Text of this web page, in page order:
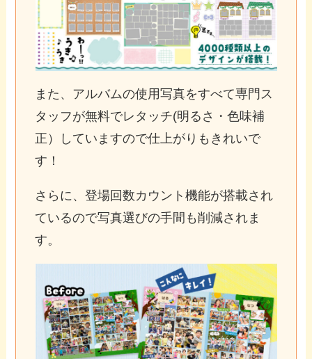
また、アルバムの使用写真をすべて専門ス
タッフが無料でレタッチ(明るさ・色味補
正）していますので仕上がりもきれいで
す！
さらに、登場回数カウント機能が搭載され
ているので写真選びの手間も削減されま
す。